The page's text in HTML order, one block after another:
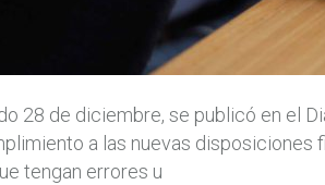
28 de diciembre, se publicó en el
a las nuevas disposiciones
tengan errores u